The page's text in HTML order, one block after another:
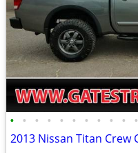
• • • • • • • • • • •